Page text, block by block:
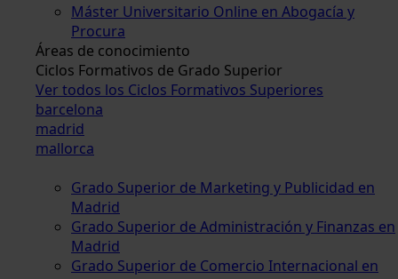
Máster Universitario Online en Abogacía y
Procura
Áreas de conocimiento
Ciclos Formativos de Grado Superior
Ver todos los Ciclos Formativos Superiores
barcelona
madrid
mallorca
Grado Superior de Marketing y Publicidad en
Madrid
Grado Superior de Administración y Finanzas en
Madrid
Grado Superior de Comercio Internacional en